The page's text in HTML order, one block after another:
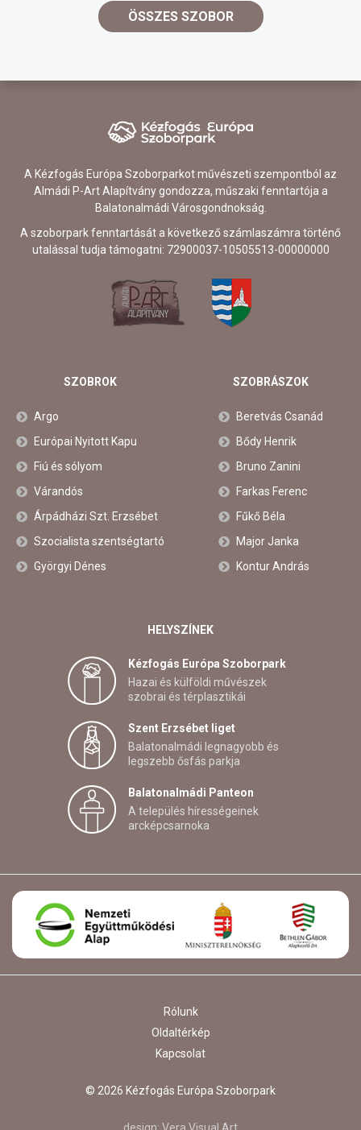
ÖSSZES SZOBOR
A Kézfogás Európa Szoborparkot művészeti szempontból az
Almádi P-Art Alapítvány gondozza, műszaki fenntartója a
Balatonalmádi Városgondnokság.
A szoborpark fenntartását a következő számlaszámra történő
utalással tudja támogatni: 72900037-10505513-00000000
SZOBROK
Argo
Európai Nyitott Kapu
Fiú és sólyom
Várandós
Árpádházi Szt. Erzsébet
Szocialista szentségtartó
Györgyi Dénes
SZOBRÁSZOK
Beretvás Csanád
Bődy Henrik
Bruno Zanini
Farkas Ferenc
Fűkő Béla
Major Janka
Kontur András
HELYSZÍNEK
Kézfogás Európa Szoborpark
Hazai és külföldi művészek
szobrai és térplasztikái
Szent Erzsébet liget
Balatonalmádi legnagyobb és
legszebb ősfás parkja
Balatonalmádi Panteon
A település hírességeinek
arcképcsarnoka
Rólunk
Oldaltérkép
Kapcsolat
© 2026 Kézfogás Európa Szoborpark